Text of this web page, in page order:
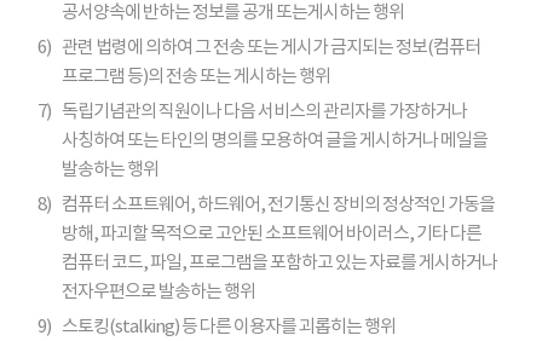
공서양속에 반하는 정보를 공개 또는게시하는 행위
6) 관련 법령에 의하여 그 전송 또는 게시가 금지되는 정보(컴퓨터
프로그램 등)의 전송 또는 게시하는 행위
7) 독립기념관의 직원이나 다음 서비스의 관리자를 가장하거나
사칭하여 또는 타인의 명의를 모용하여 글을 게시하거나 메일을
발송하는 행위
8) 컴퓨터 소프트웨어, 하드웨어, 전기통신 장비의 정상적인 가동을
방해, 파괴할 목적으로 고안된 소프트웨어 바이러스, 기타 다른
컴퓨터 코드, 파일, 프로그램을 포함하고 있는 자료를 게시하거나
전자우편으로 발송하는 행위
9) 스토킹(stalking) 등 다른 이용자를 괴롭히는 행위